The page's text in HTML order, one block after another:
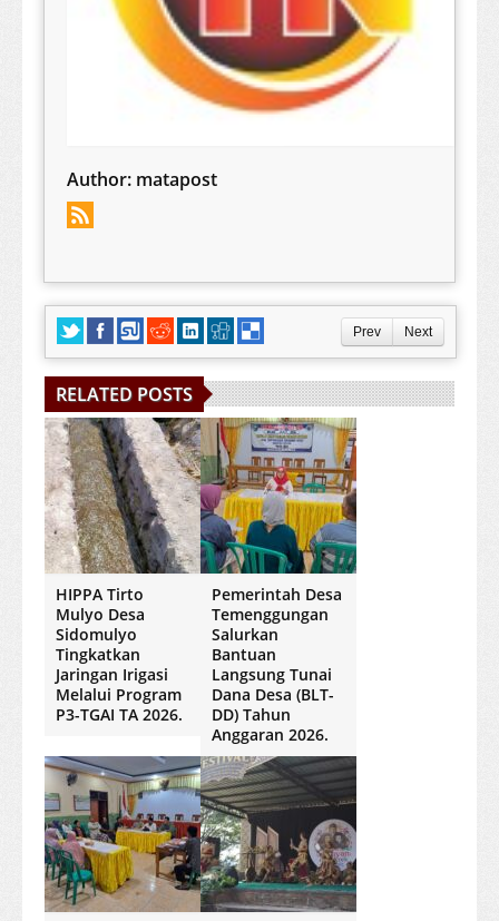
Author: matapost
Prev Next
RELATED POSTS
HIPPA Tirto
Mulyo Desa
Sidomulyo
Tingkatkan
Jaringan Irigasi
Melalui Program
P3-TGAI TA 2026.
Pemerintah Desa
Temenggungan
Salurkan
Bantuan
Langsung Tunai
Dana Desa (BLT-
DD) Tahun
Anggaran 2026.